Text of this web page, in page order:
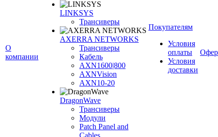
О
компании
LINKSYS
Трансиверы
AXERRA NETWORKS
Трансиверы
Кабель
AXN1600|800
AXNVision
AXN10-20
DragonWave
Трансиверы
Модули
Patch Panel and
Покупателям
Условия
оплаты
Условия
доставки